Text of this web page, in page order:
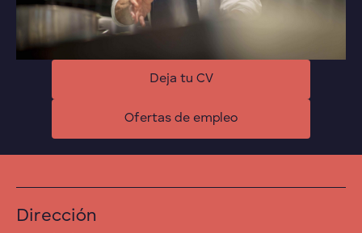
Deja tu CV
Ofertas de empleo
Dirección